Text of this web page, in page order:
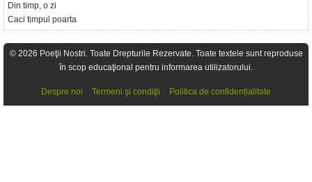
Din timp, o zi
Caci timpul poarta
© 2026 Poeţii Nostri. Toate Drepturile Rezervate. Toate textele sunt reproduse
în scop educaţional pentru informarea utilizatorului.
Despre noi Termeni şi condiţii Politica de confidențialitate